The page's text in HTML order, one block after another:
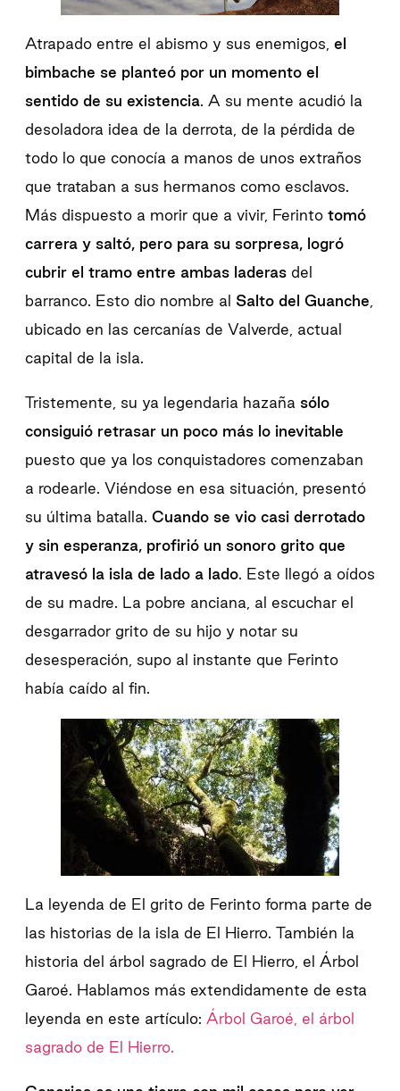
Atrapado entre el abismo y sus enemigos, el
bimbache se planteó por un momento el
sentido de su existencia. A su mente acudió la
desoladora idea de la derrota, de la pérdida de
todo lo que conocía a manos de unos extraños
que trataban a sus hermanos como esclavos.
Más dispuesto a morir que a vivir, Ferinto tomó
carrera y saltó, pero para su sorpresa, logró
cubrir el tramo entre ambas laderasdel
barranco. Esto dio nombre al Salto del Guanche
ubicado en las cercanías de Valverde, actual
capital de la isla.
Tristemente, su ya legendaria hazaña sólo
consiguió retrasar un poco más lo inevitable
puesto que ya los conquistadores comenzaban
a rodearle. Viéndose en esa situación, presentó
su última batalla. Cuando se vio casi derrotado
y sin esperanza, profirió un sonoro grito que
atravesó la isla de lado a lado. Este llegó a oídos
de su madre. La pobre anciana, al escuchar el
desgarrador grito de su hijo y notar su
desesperación, supo al instante que Ferinto
había caído al fin.
La leyenda de El grito de Ferinto forma parte de
las historias de la isla de El Hierro. También la
historia del árbol sagrado de El Hierro, el Árbol
Garoé. Hablamos más extendidamente de esta
leyenda en este artículo: Árbol Garoé, el árbol
sagrado de El Hierro.